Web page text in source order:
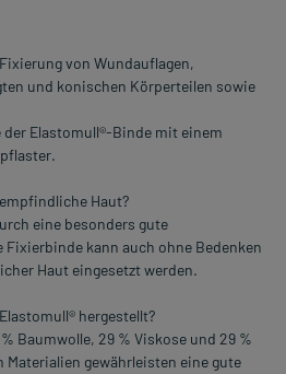
von Wundauflagen,
und konischen Körperteilen sowie
Elastomull®-Binde mit einem
Haut?
eine besonders gute
kann auch ohne Bedenken
Haut eingesetzt werden.
hergestellt?
Baumwolle, 29 % Viskose und 29 %
Materialien gewährleisten eine gute